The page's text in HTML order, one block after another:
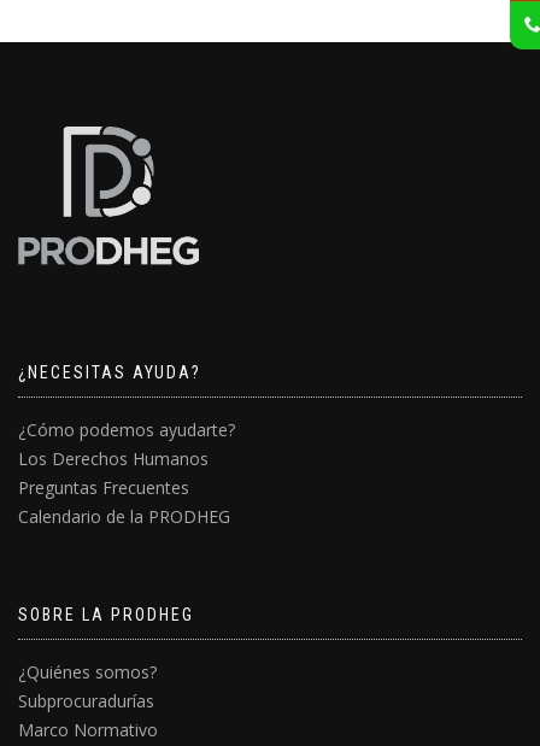
¿NECESITAS AYUDA?
¿Cómo podemos ayudarte?
Los Derechos Humanos
Preguntas Frecuentes
Calendario de la PRODHEG
SOBRE LA PRODHEG
¿Quiénes somos?
Subprocuradurías
Marco Normativo